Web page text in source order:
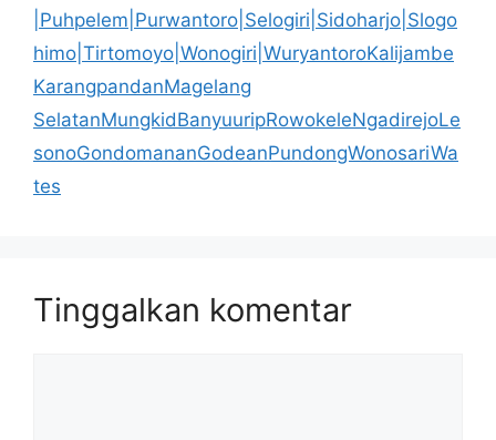
|Puhpelem|Purwantoro|Selogiri|Sidoharjo|Slogo
himo|Tirtomoyo|Wonogiri|WuryantoroKalijambe
KarangpandanMagelang
SelatanMungkidBanyuuripRowokeleNgadirejoLe
sonoGondomananGodeanPundongWonosariWa
tes
Tinggalkan komentar